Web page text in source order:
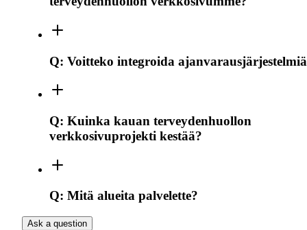
Q: Voitteko integroida
Q: Kuinka kauan terveydenhuollon
verkkosivuprojekti kestää?
Q: Mitä alueita palvelette?
Ask a question